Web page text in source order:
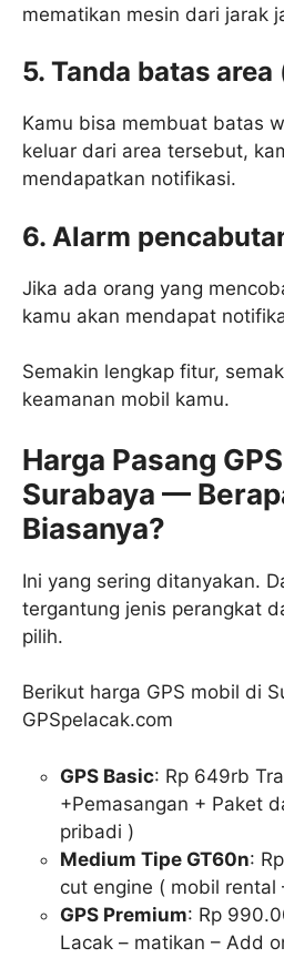
mematikan mesin dari jarak
5. Tanda batas
Kamu bisa membuat batas
keluar dari area tersebut,
mendapatkan notifikasi.
6. Alarm
Jika ada orang yang
kamu akan mendapat
Semakin lengkap fitur,
keamanan mobil kamu.
Harga Pasang
Surabaya —
Biasanya?
Ini yang sering ditanyakan.
tergantung jenis perangkat
pilih.
Berikut harga GPS mobil di
GPSpelacak.com
GPS Basic: Rp 649rb
+Pemasangan + Paket
pribadi )
Medium Tipe GT60n:
cut engine ( mobil rental
GPS Premium: Rp
Lacak – matikan – Add